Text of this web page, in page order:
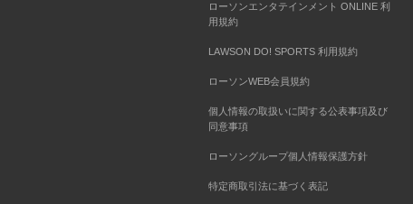
ローソンエンタテインメント ONLINE 利
用規約
LAWSON DO! SPORTS 利用規約
ローソンWEB会員規約
個人情報の取扱いに関する公表事項及び
同意事項
ローソングループ個人情報保護方針
特定商取引法に基づく表記